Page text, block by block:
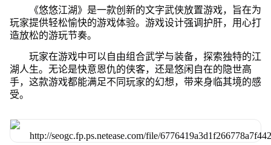
《悠悠江湖》是一款创新的文字武侠放置游戏，旨在为
玩家提供轻松愉快的游戏体验。游戏设计强调护肝，用心打
造放松的游玩节奏。
玩家在游戏中可以自由组合武学与装备，探索独特的江
湖人生。无论是快意恩仇的侠客，还是悠闲自在的隐世高
手，这款游戏都能满足不同玩家的幻想，带来身临其境的感
受。